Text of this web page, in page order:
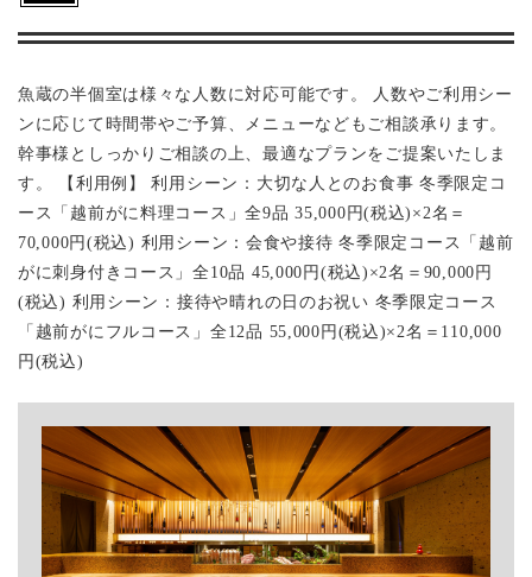
噌汁 【甘味】季節のフルーツ ※来店日の5日前までに
魚蔵の半個室は様々な人数に対応可能です。 人数やご利用シー
ンに応じて時間帯やご予算、メニューなどもご相談承ります。
幹事様としっかりご相談の上、最適なプランをご提案いたしま
す。 【利用例】 利用シーン：大切な人とのお食事 冬季限定コ
ース「越前がに料理コース」全9品 35,000円(税込)×2名＝
70,000円(税込) 利用シーン：会食や接待 冬季限定コース「越前
がに刺身付きコース」全10品 45,000円(税込)×2名＝90,000円
(税込) 利用シーン：接待や晴れの日のお祝い 冬季限定コース
「越前がにフルコース」全12品 55,000円(税込)×2名＝110,000
円(税込)